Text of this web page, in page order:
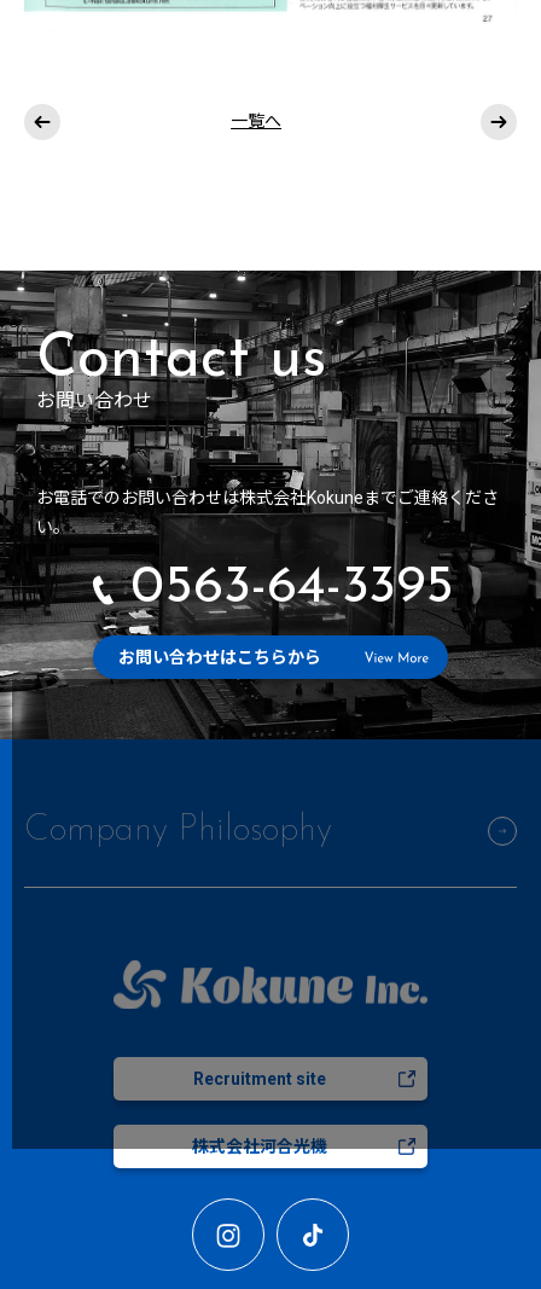
一覧へ
お問い合わせ
お電話でのお問い合わせは株式会社Kokuneまでご連絡くださ
い。
0563-64-3395
お問い合わせはこちらから
Company Philosophy
Recruitment site
株式会社河合光機